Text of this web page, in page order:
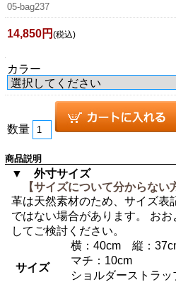
05-bag237
14,850円 (税込)
カラー
数量
商品説明
▼ 外寸サイズ
【サイズについて分からない
革は天然素材のため、サイズ表
ではない場合があります。 おお
してご検討ください。
サイズ
横：40cm 縦：
マチ：10cm
ショルダーストラッ